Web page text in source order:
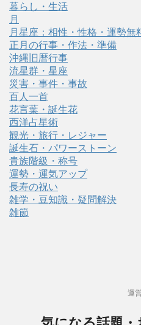
暮らし・生活
月
月星座：相性・性格・運勢無
正月の行事・作法・準備
沖縄旧暦行事
流星群・星座
災害・事件・事故
百人一首
花言葉・誕生花
西洋占星術
観光・旅行・レジャー
誕生石・パワーストーン
貴族階級・称号
運勢・運気アップ
長寿の祝い
雑学・豆知識・疑問解決
雑節
運